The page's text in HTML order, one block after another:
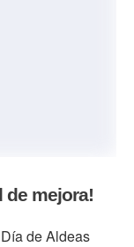
de mejora!
de Aldeas